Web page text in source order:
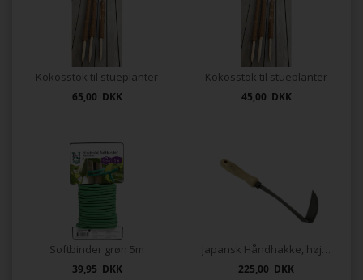
Kokosstok til stueplanter
65,00 DKK
Kokosstok til stueplanter
45,00 DKK
Softbinder grøn 5m
39,95 DKK
Japansk Håndhakke, højre
225,00 DKK